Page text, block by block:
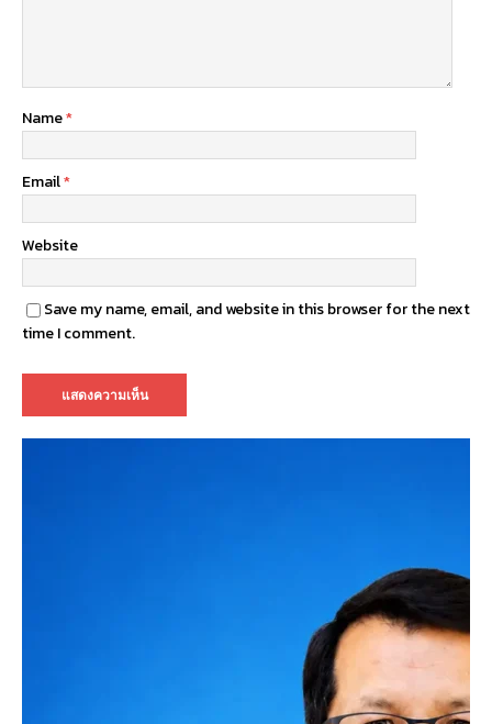
Name*
Email*
Website
Save my name, email, and website in this browser for the next
time I comment.